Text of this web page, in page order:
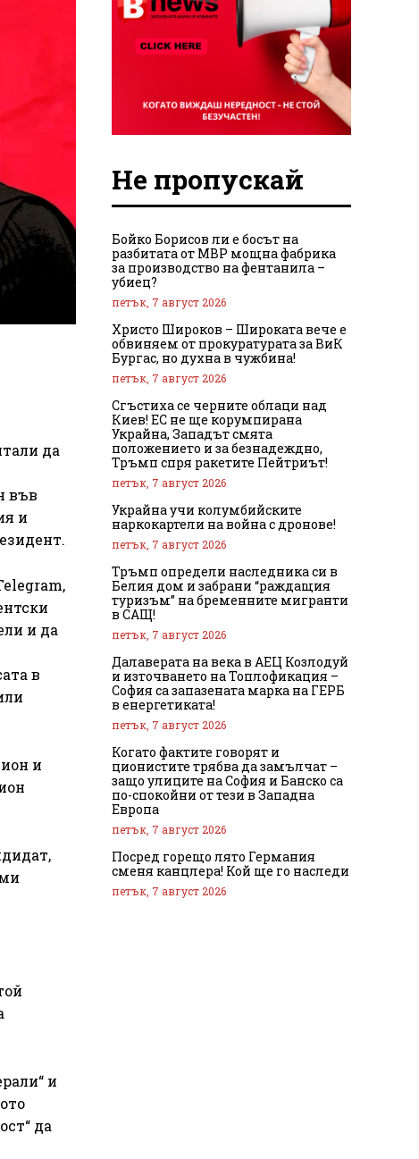
да
във
и
и да
в
и
и
да
Не пропускай
Бойко Борисов ли е босът на
разбитата от МВР мощна фабрика
за производство на фентанила –
убиец?
петък, 7 август 2026
Христо Широков – Широката вече е
обвиняем от прокуратурата за ВиК
Бургас, но духна в чужбина!
петък, 7 август 2026
Сгъстиха се черните облаци над
Киев! ЕС не ще корумпирана
Украйна, Западът смята
положението и за безнадеждно,
Тръмп спря ракетите Пейтриът!
петък, 7 август 2026
Украйна учи колумбийските
наркокартели на война с дронове!
петък, 7 август 2026
Тръмп определи наследника си в
Белия дом и забрани “раждащия
туризъм” на бременните мигранти
в САЩ!
петък, 7 август 2026
Далаверата на века в АЕЦ Козлодуй
и източването на Топлофикация –
София са запазената марка на ГЕРБ
в енергетиката!
петък, 7 август 2026
Когато фактите говорят и
ционистите трябва да замълчат –
защо улиците на София и Банско са
по-спокойни от тези в Западна
Европа
петък, 7 август 2026
Посред горещо лято Германия
сменя канцлера! Кой ще го наследи
петък, 7 август 2026